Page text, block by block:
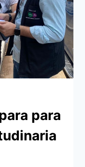
para